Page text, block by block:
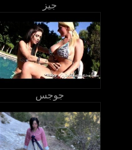
جيز
جوجس